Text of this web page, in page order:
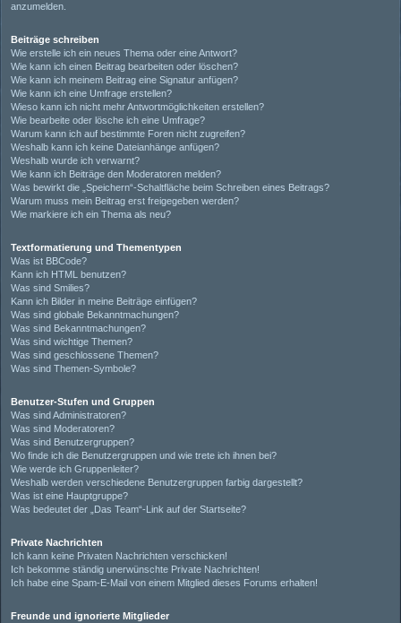
anzumelden.
Beiträge schreiben
Wie erstelle ich ein neues Thema oder eine Antwort?
Wie kann ich einen Beitrag bearbeiten oder löschen?
Wie kann ich meinem Beitrag eine Signatur anfügen?
Wie kann ich eine Umfrage erstellen?
Wieso kann ich nicht mehr Antwortmöglichkeiten erstellen?
Wie bearbeite oder lösche ich eine Umfrage?
Warum kann ich auf bestimmte Foren nicht zugreifen?
Weshalb kann ich keine Dateianhänge anfügen?
Weshalb wurde ich verwarnt?
Wie kann ich Beiträge den Moderatoren melden?
Was bewirkt die „Speichern“-Schaltfläche beim Schreiben eines Beitrags?
Warum muss mein Beitrag erst freigegeben werden?
Wie markiere ich ein Thema als neu?
Textformatierung und Thementypen
Was ist BBCode?
Kann ich HTML benutzen?
Was sind Smilies?
Kann ich Bilder in meine Beiträge einfügen?
Was sind globale Bekanntmachungen?
Was sind Bekanntmachungen?
Was sind wichtige Themen?
Was sind geschlossene Themen?
Was sind Themen-Symbole?
Benutzer-Stufen und Gruppen
Was sind Administratoren?
Was sind Moderatoren?
Was sind Benutzergruppen?
Wo finde ich die Benutzergruppen und wie trete ich ihnen bei?
Wie werde ich Gruppenleiter?
Weshalb werden verschiedene Benutzergruppen farbig dargestellt?
Was ist eine Hauptgruppe?
Was bedeutet der „Das Team“-Link auf der Startseite?
Private Nachrichten
Ich kann keine Privaten Nachrichten verschicken!
Ich bekomme ständig unerwünschte Private Nachrichten!
Ich habe eine Spam-E-Mail von einem Mitglied dieses Forums erhalten!
Freunde und ignorierte Mitglieder